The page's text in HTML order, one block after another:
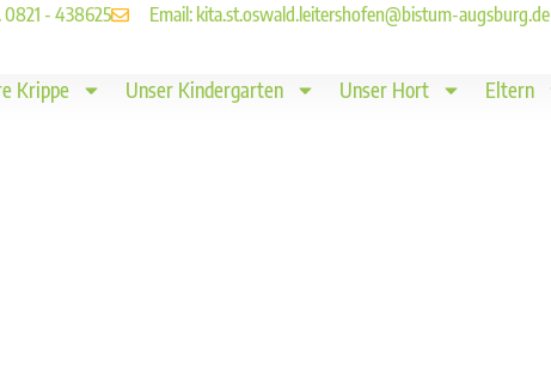
0821 - 438625 Email: kita.st.oswald.leitershofen@bistum-augsburg.de
Krippe Unser Kindergarten Unser Hort Eltern